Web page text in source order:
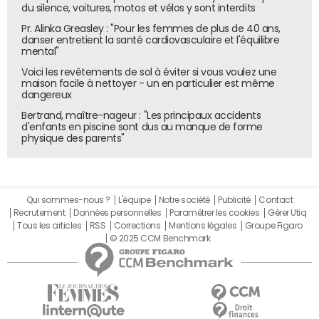
fin 2023, visait initialement un retour sous la barre des 3 %
de déficit public à l'horizon 2027, et une dette réduite à
108,1 % du PIB. Mais cet objectif a été repoussé. Le rapport
sous les 3 % à l'horizon 2029.
En parallèle, la Commission européenne anticipe une
poursuite de la dégradation budgétaire. Elle table sur un
endettement français atteignant 142 % du PIB en 2035, en
critiques : la crise financière de 2008 et la crise sanitaire
liée à la pandémie de Covid-19.
François Bayrou, lors de sa déclaration de politique
générale du 8 septembre 2025, a rappelé un élément
marquant de la trajectoire budgétaire nationale : " La
France n'a pas eu de budget à l'équilibre depuis 51 ans",
cité par vie-publique.fr.
du silence, voitures, motos et vélos y sont interdits
Pr. Alinka Greasley : "Pour les femmes de plus de 40 ans,
danser entretient la santé cardiovasculaire et l'équilibre
mental"
Voici les revêtements de sol à éviter si vous voulez une
maison facile à nettoyer - un en particulier est même
dangereux
Bertrand, maître-nageur : "Les principaux accidents
d'enfants en piscine sont dus au manque de forme
physique des parents"
Qui sommes-nous ? L'équipe Notre société Publicité
Contact
Recrutement
Données personnelles Paramétrer les cookies
Gérer Utiq
Tous les articles
RSS Corrections Mentions légales
Groupe Figaro
© 2025 CCM Benchmark